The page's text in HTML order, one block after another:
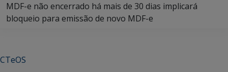
MDF-e não encerrado há mais de 30 dias implicará
bloqueio para emissão de novo MDF-e
CTeOS